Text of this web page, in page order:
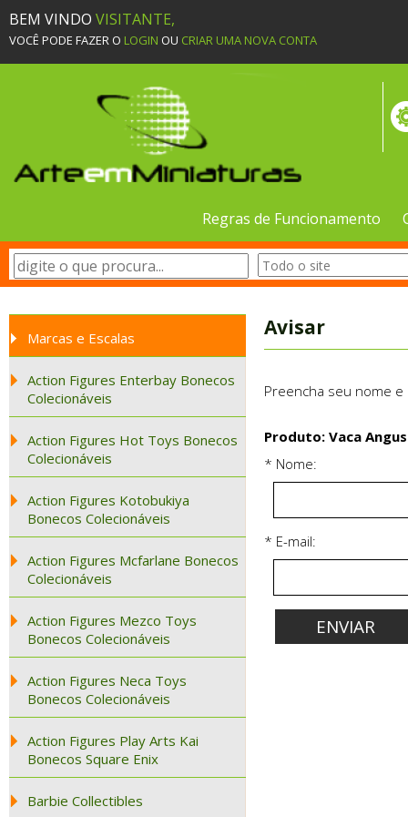
BEM VINDO VISITANTE,
VOCÊ PODE FAZER O LOGIN OU CRIAR UMA NOVA CONTA
Regras de Funcionamento
Marcas e Escalas
Action Figures Enterbay Bonecos
Colecionáveis
Action Figures Hot Toys Bonecos
Colecionáveis
Action Figures Kotobukiya
Bonecos Colecionáveis
Action Figures Mcfarlane Bonecos
Colecionáveis
Action Figures Mezco Toys
Bonecos Colecionáveis
Action Figures Neca Toys
Bonecos Colecionáveis
Action Figures Play Arts Kai
Bonecos Square Enix
Barbie Collectibles
Avisar
Preencha seu nome
Produto: Vaca
* Nome:
* E-mail: